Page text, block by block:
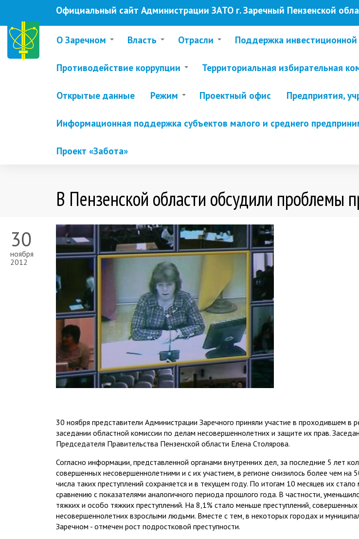
основному
содержанию
Официальный сайт Администрации ЗАТО г. Заречный Пензенской
О Заречном Власть Отрасли Поддержка
Противодействие коррупции Территориальная избирательная
Открытые данные Режим Проектный офис Предприятия,
Информационная поддержка субъектов малого и среднего
Проект «Забота»
В Пензенской области обсудили проблемы
30
ноября
2012
30 ноября представители Администрации Заречного приняли участие в проходившем в
заседании областной комиссии по делам несовершеннолетних и защите их прав.
Председателя Правительства Пензенской области Елена Столярова.
Согласно информации, представленной органами внутренних дел, за последние 5 лет
совершенных несовершеннолетними и с их участием, в регионе снизилось более чем на
числа таких преступлений сохраняется и в текущем году. По итогам 10 месяцев их
сравнению с показателями аналогичного периода прошлого года. В частности,
тяжких и особо тяжких преступлений. На 8,1% стало меньше преступлений,
несовершеннолетних взрослыми людьми. Вместе с тем, в некоторых городах и
Заречном - отмечен рост подростковой преступности.